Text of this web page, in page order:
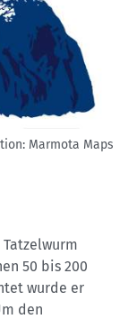
Marmota Maps
50 bis 200
wurde er
den